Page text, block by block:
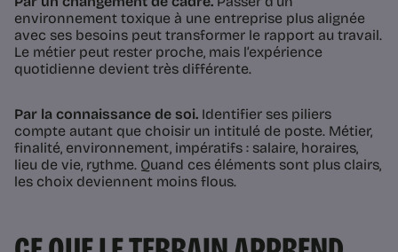
environnement toxique à une entreprise plus alignée
avec ses besoins peut transformer le rapport au travail.
Le métier peut rester proche, mais l’expérience
quotidienne devient très différente.
Par la connaissance de soi. Identifier ses piliers
compte autant que choisir un intitulé de poste. Métier,
finalité, environnement, impératifs : salaire, horaires,
lieu de vie, rythme. Quand ces éléments sont plus clairs,
les choix deviennent moins flous.